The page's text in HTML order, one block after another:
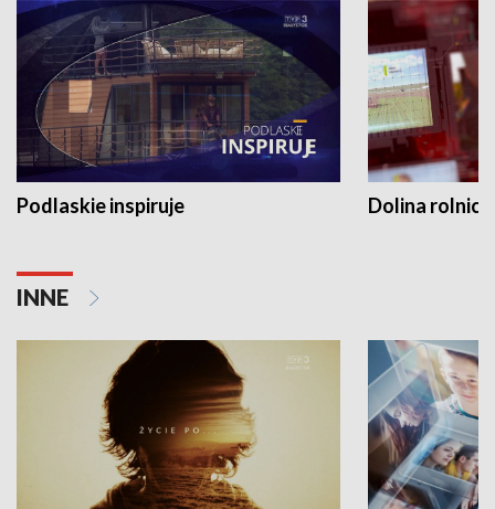
Podlaskie inspiruje Dolina
INNE